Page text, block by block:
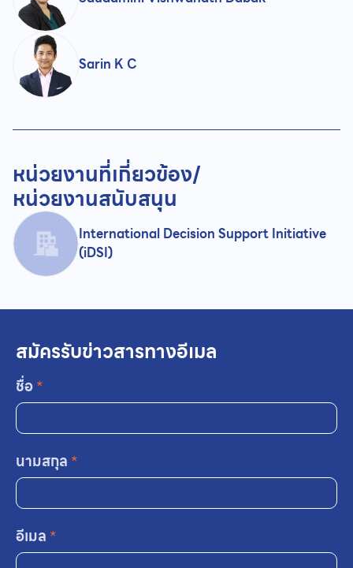
Sarin K C
หน่วยงานที่เกี่ยวข้อง/
หน่วยงานสนับสนุน
International Decision Support Initiative
(iDSI)
สมัครรับข่าวสารทางอีเมล
ชื่อ*
นามสกุล *
อีเมล *